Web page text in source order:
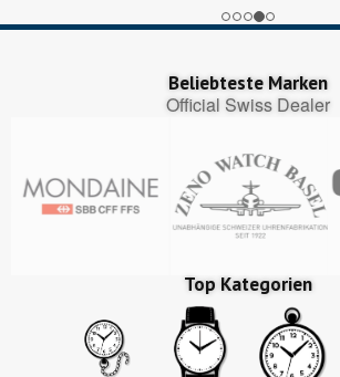
Beliebteste Marken
Official Swiss Dealer
Top Kategorien